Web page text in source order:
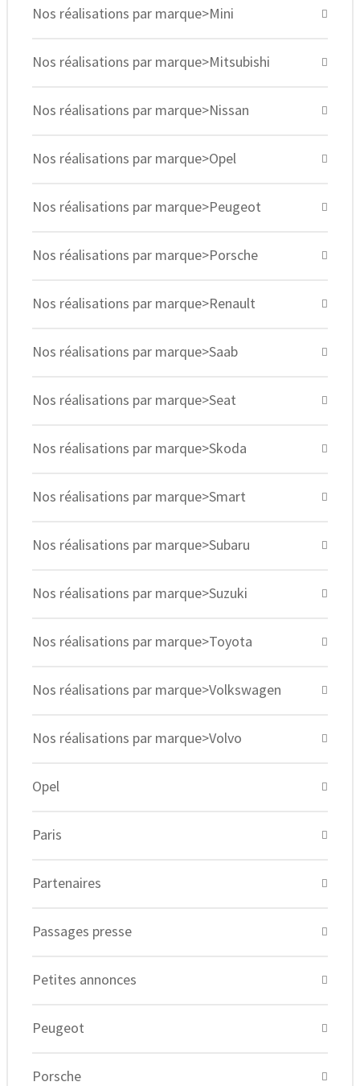
Nos réalisations par marque>Mini
Nos réalisations par marque>Mitsubishi
Nos réalisations par marque>Nissan
Nos réalisations par marque>Opel
Nos réalisations par marque>Peugeot
Nos réalisations par marque>Porsche
Nos réalisations par marque>Renault
Nos réalisations par marque>Saab
Nos réalisations par marque>Seat
Nos réalisations par marque>Skoda
Nos réalisations par marque>Smart
Nos réalisations par marque>Subaru
Nos réalisations par marque>Suzuki
Nos réalisations par marque>Toyota
Nos réalisations par marque>Volkswagen
Nos réalisations par marque>Volvo
Opel
Paris
Partenaires
Passages presse
Petites annonces
Peugeot
Porsche